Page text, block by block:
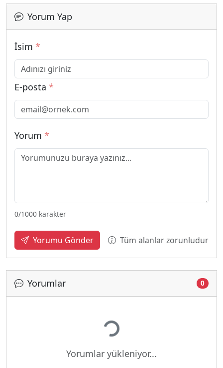
Yorum Yap
İsim *
E-posta *
Yorum *
0/1000 karakter
Yorumu Gönder Tüm alanlar zorunludur
Yorumlar 0
Yükleniyor...
Yorumlar yükleniyor...